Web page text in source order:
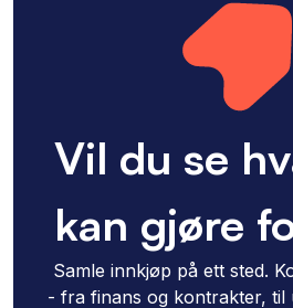
Vil du se
kan gjøre
Samle innkjøp på ett sted.
- fra finans og kontrakter, til